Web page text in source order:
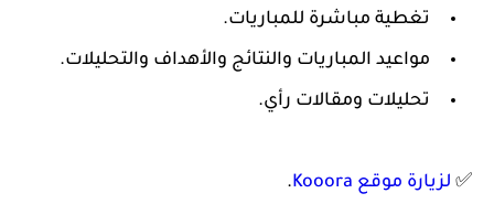
تغطية مباشرة للمباريات.
مواعيد المباريات والنتائج والأهداف والتحليلات.
تحليلات ومقالات رأي.
✅ لزيارة موقع Kooora .